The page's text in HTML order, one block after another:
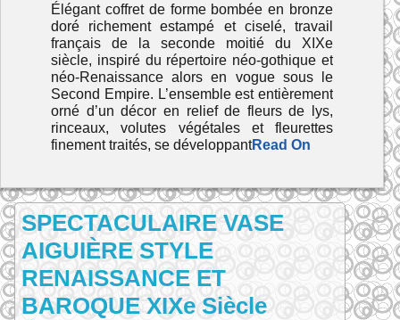
Élégant coffret de forme bombée en bronze
doré richement estampé et ciselé, travail
français de la seconde moitié du XIXe
siècle, inspiré du répertoire néo-gothique et
néo-Renaissance alors en vogue sous le
Second Empire. L’ensemble est entièrement
orné d’un décor en relief de fleurs de lys,
rinceaux, volutes végétales et fleurettes
finement traités, se développantRead On
SPECTACULAIRE VASE
AIGUIÈRE STYLE
RENAISSANCE ET
BAROQUE XIXe Siècle